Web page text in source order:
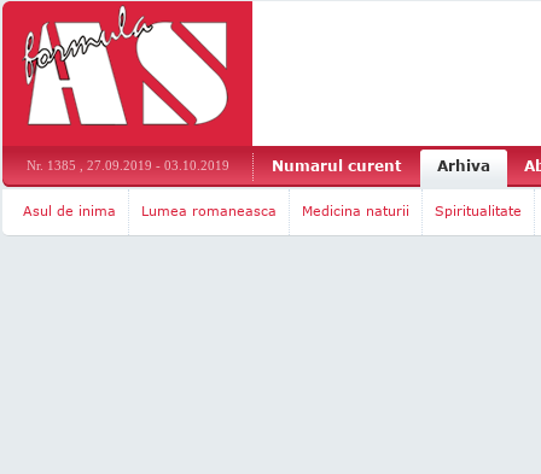
Nr. 1385 , 27.09.2019 - 03.10.2019 Numarul curent Arhiva
Asul de inima Lumea romaneasca Medicina naturii Spiritualitate